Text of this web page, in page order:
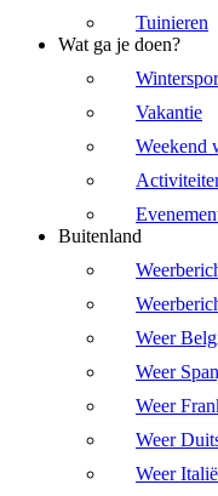
Tuinieren
Wat ga je doen?
Vakantie
Weekend
Buitenland
Weer
Weer
Weer
Weer
Weer Italië